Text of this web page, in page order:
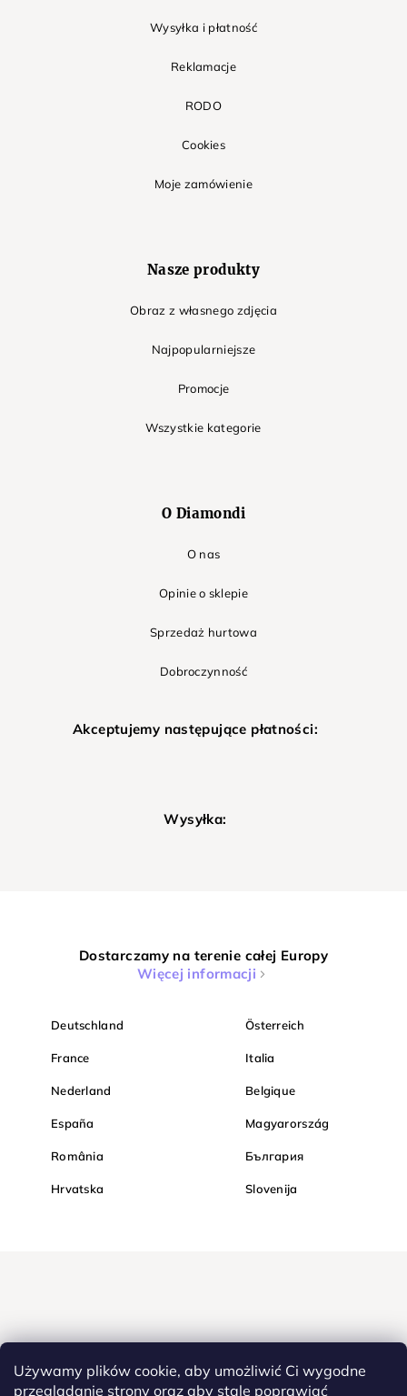
Używamy plików cookie, aby umożliwić Ci wygodne
przeglądanie strony oraz aby stale poprawiać
Wysyłka i płatność
Reklamacje
RODO
Cookies
Moje zamówienie
Nasze produkty
Obraz z własnego zdjęcia
Najpopularniejsze
Promocje
Wszystkie kategorie
O Diamondi
O nas
Opinie o sklepie
Sprzedaż hurtowa
Dobroczynność
Akceptujemy następujące płatności:
Wysyłka:
Dostarczamy na terenie całej Europy
Więcej informacji
Deutschland Österreich
France Italia
Nederland Belgique
España Magyarország
România България
Hrvatska Slovenija